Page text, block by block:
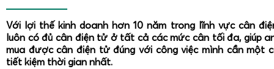
Với lợi thế kinh doanh hơn 10 năm trong lĩnh vực cân
luôn có đủ cân điện tử ở tất cả các mức cân tối đa, giúp
mua được cân điện tử đúng với công việc mình cần một
tiết kiệm thời gian nhất.